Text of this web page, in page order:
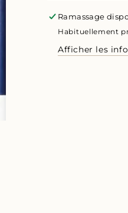
Ramassage
Habituellement
Afficher les